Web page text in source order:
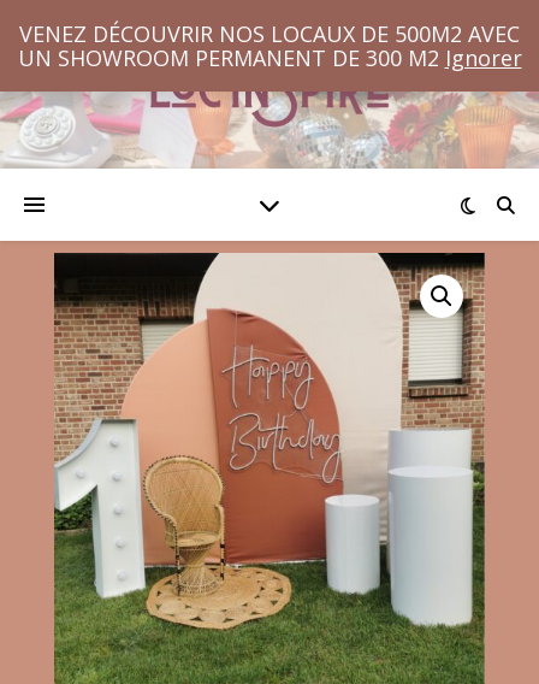
VENEZ DÉCOUVRIR NOS LOCAUX DE 500M2 AVEC
UN SHOWROOM PERMANENT DE 300 M2 Ignorer